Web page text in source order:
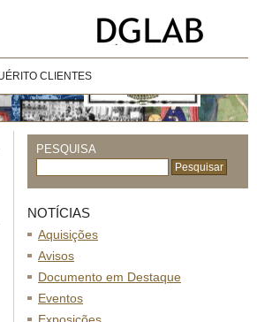
CLIENTES
PESQUISA
NOTÍCIAS
Aquisições
Avisos
Documento em Destaque
Eventos